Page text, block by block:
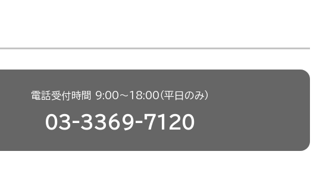
電話受付時間 9:00〜18:00（平日のみ）
03-3369-7120